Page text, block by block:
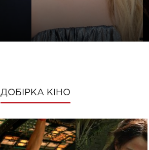
ДОБІРКА КІНО